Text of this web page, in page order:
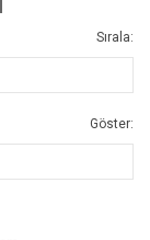
Sırala:
Göster: